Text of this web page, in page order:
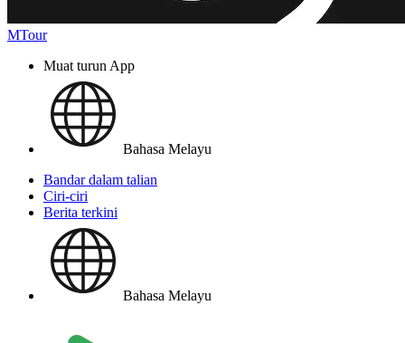
MTour
Muat turun App
Bahasa Melayu
Bandar dalam talian
Ciri-ciri
Berita terkini
Bahasa Melayu